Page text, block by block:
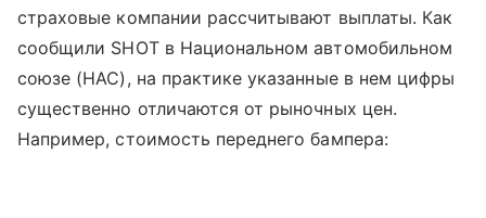
страховые компании рассчитывают выплаты. Как
сообщили SHOT в Национальном автомобильном
союзе (НАС), на практике указанные в нем цифры
существенно отличаются от рыночных цен.
Например, стоимость переднего бампера: